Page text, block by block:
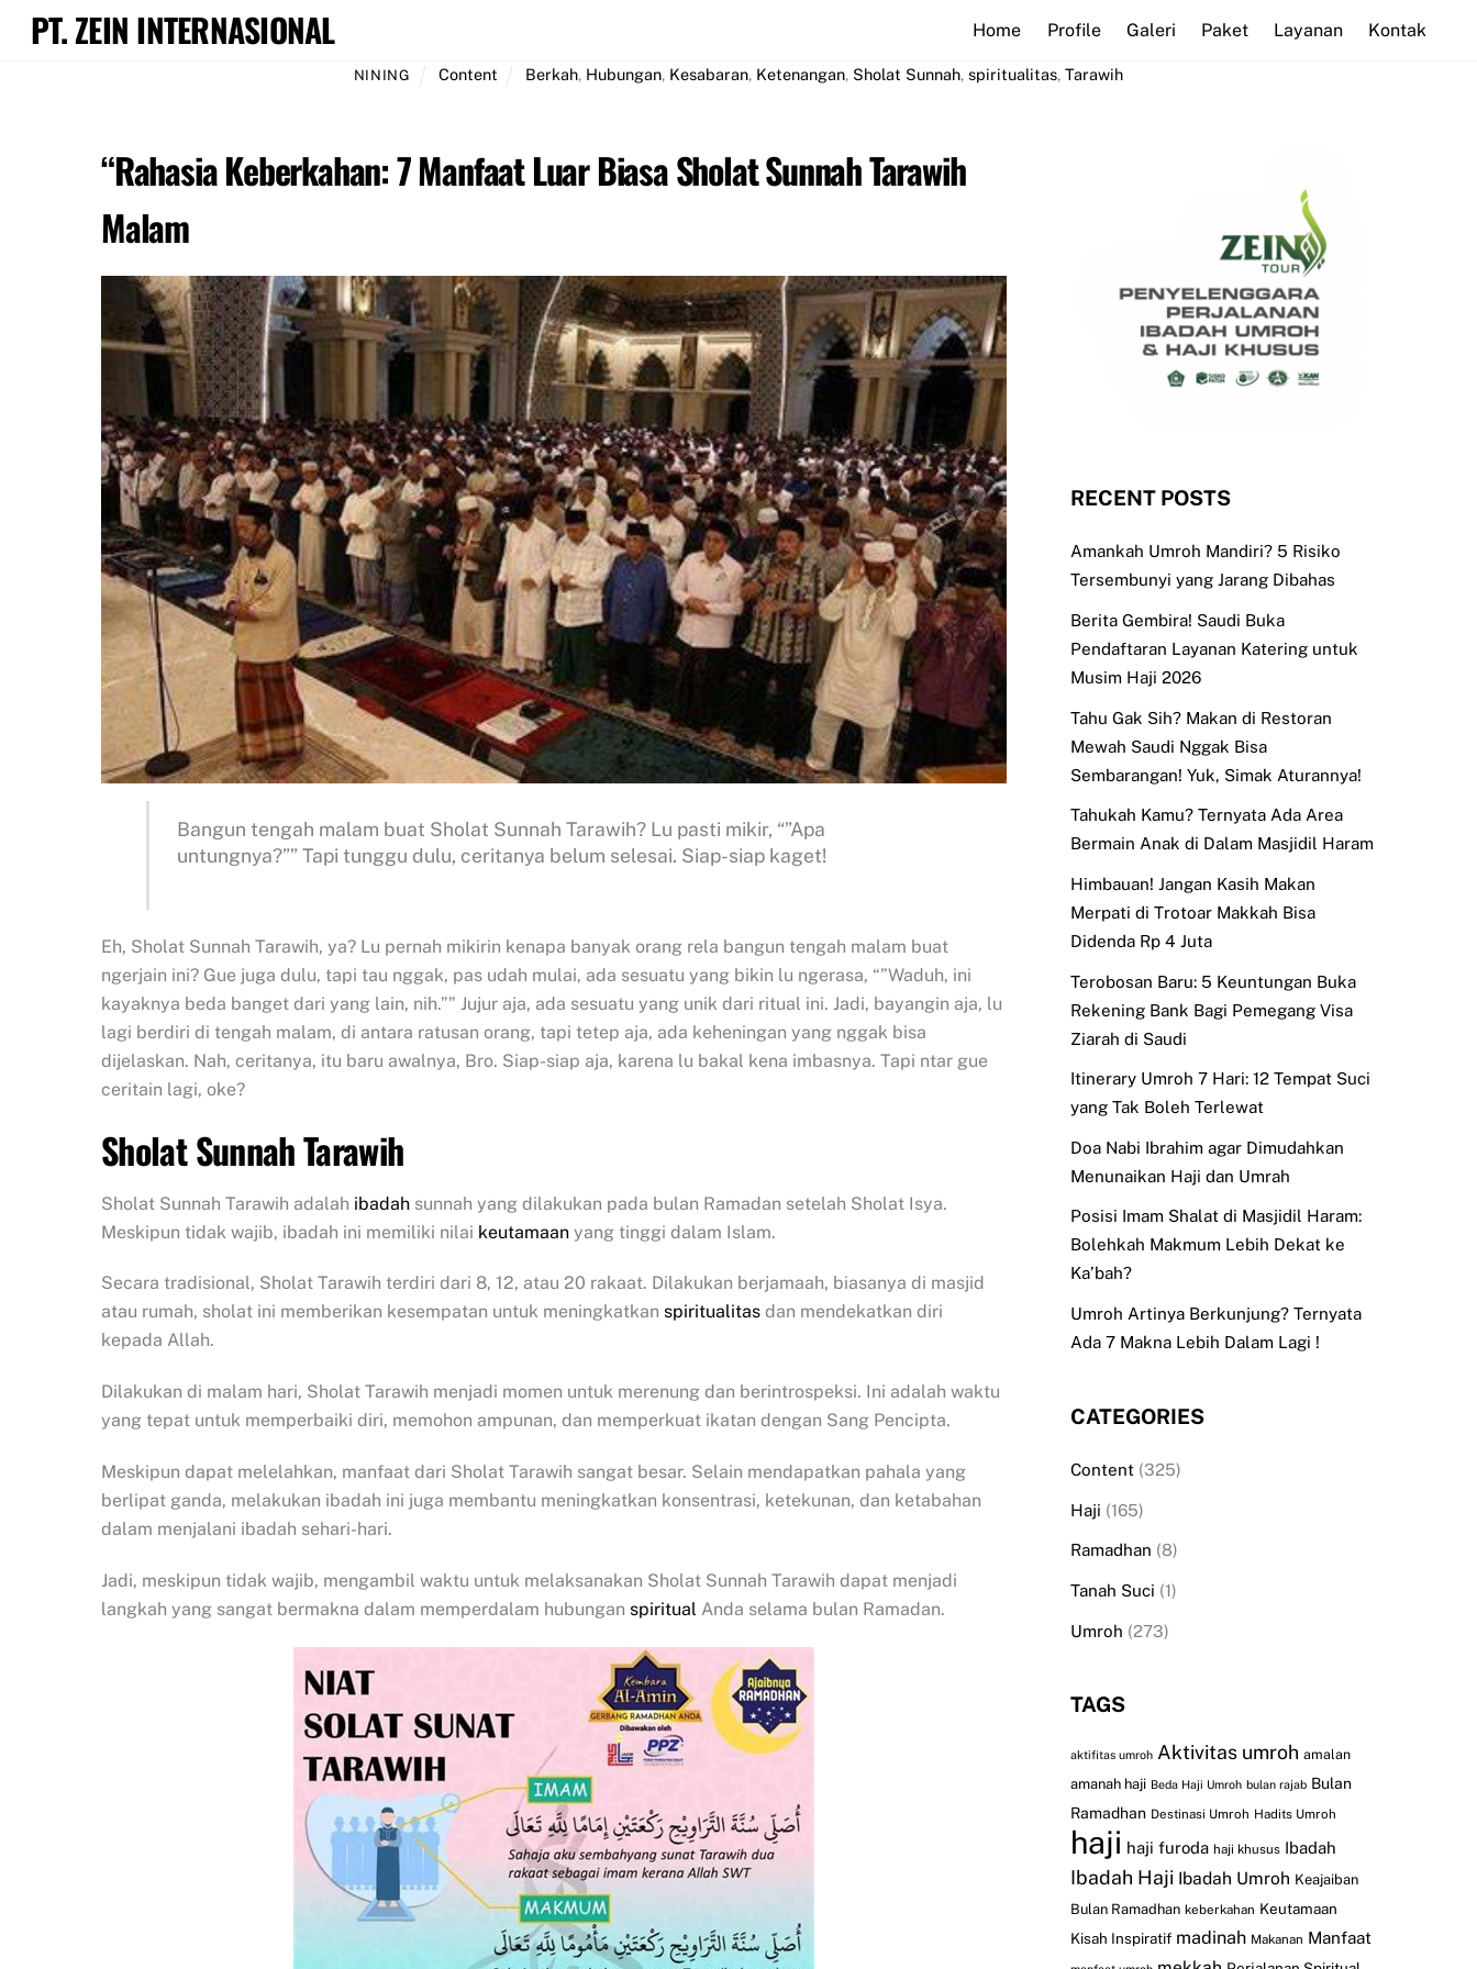
SkipPT. ZEIN INTERNASIONAL Home Profile Galeri Paket Layanan Kontak
NINING Content Berkah, Hubungan, Kesabaran, Ketenangan, Sholat Sunnah,spiritualitas,Tarawih
“Rahasia Keberkahan: 7 Manfaat Luar Biasa Sholat Sunnah Tarawih
Malam
Bangun tengah malam buat Sholat Sunnah Tarawih? Lu pasti mikir, “”Apa
untungnya?”” Tapi tunggu dulu, ceritanya belum selesai. Siap-siap kaget!
Eh, Sholat Sunnah Tarawih, ya? Lu pernah mikirin kenapa banyak orang rela bangun tengah malam buat
ngerjain ini? Gue juga dulu, tapi tau nggak, pas udah mulai, ada sesuatu yang bikin lu ngerasa, “”Waduh, ini
kayaknya beda banget dari yang lain, nih.”” Jujur aja, ada sesuatu yang unik dari ritual ini. Jadi, bayangin aja, lu
lagi berdiri di tengah malam, di antara ratusan orang, tapi tetep aja, ada keheningan yang nggak bisa
dijelaskan. Nah, ceritanya, itu baru awalnya, Bro. Siap-siap aja, karena lu bakal kena imbasnya. Tapi ntar gue
ceritain lagi, oke?
Sholat Sunnah Tarawih
Sholat Sunnah Tarawih adalah ibadah sunnah yang dilakukan pada bulan Ramadan setelah Sholat Isya.
Meskipun tidak wajib, ibadah ini memiliki nilai keutamaan yang tinggi dalam Islam.
Secara tradisional, Sholat Tarawih terdiri dari 8, 12, atau 20 rakaat. Dilakukan berjamaah, biasanya di masjid
atau rumah, sholat ini memberikan kesempatan untuk meningkatkan spiritualitas dan mendekatkan diri
kepada Allah.
Dilakukan di malam hari, Sholat Tarawih menjadi momen untuk merenung dan berintrospeksi. Ini adalah waktu
yang tepat untuk memperbaiki diri, memohon ampunan, dan memperkuat ikatan dengan Sang Pencipta.
Meskipun dapat melelahkan, manfaat dari Sholat Tarawih sangat besar. Selain mendapatkan pahala yang
berlipat ganda, melakukan ibadah ini juga membantu meningkatkan konsentrasi, ketekunan, dan ketabahan
dalam menjalani ibadah sehari-hari.
Jadi, meskipun tidak wajib, mengambil waktu untuk melaksanakan Sholat Sunnah Tarawih dapat menjadi
langkah yang sangat bermakna dalam memperdalam hubungan spiritual Anda selama bulan Ramadan.
RECENT POSTS
Amankah Umroh Mandiri? 5 Risiko
Tersembunyi yang Jarang Dibahas
Berita Gembira! Saudi Buka
Pendaftaran Layanan Katering untuk
Musim Haji 2026
Tahu Gak Sih? Makan di Restoran
Mewah Saudi Nggak Bisa
Sembarangan! Yuk, Simak Aturannya!
Tahukah Kamu? Ternyata Ada Area
Bermain Anak di Dalam Masjidil Haram
Himbauan! Jangan Kasih Makan
Merpati di Trotoar Makkah Bisa
Didenda Rp 4 Juta
Terobosan Baru: 5 Keuntungan Buka
Rekening Bank Bagi Pemegang Visa
Ziarah di Saudi
Itinerary Umroh 7 Hari: 12 Tempat Suci
yang Tak Boleh Terlewat
Doa Nabi Ibrahim agar Dimudahkan
Menunaikan Haji dan Umrah
Posisi Imam Shalat di Masjidil Haram:
Bolehkah Makmum Lebih Dekat ke
Ka’bah?
Umroh Artinya Berkunjung? Ternyata
Ada 7 Makna Lebih Dalam Lagi !
CATEGORIES
Content(325)
Haji (165)
Ramadhan (8)
Tanah Suci (1)
Umroh (273)
TAGS
aktifitas umroh Aktivitas umroh amalan
amanah haji Beda Haji Umroh bulan rajab Bulan
Ramadhan Destinasi Umroh Hadits Umroh
haji haji furoda haji khusus Ibadah
Ibadah Haji Ibadah Umroh Keajaiban
Bulan Ramadhan keberkahan Keutamaan
Kisah Inspiratif madinah Makanan Manfaat